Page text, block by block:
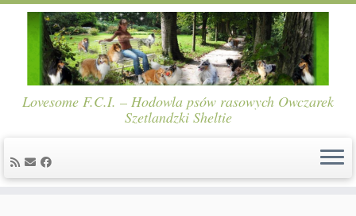
Lovesome F.C.I. – Hodowla psów rasowych Owczarek
Szetlandzki Sheltie